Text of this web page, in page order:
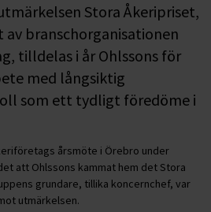
Stora Åkeripriset,
av branschorganisationen
tilldelas i år Ohlssons för
med långsiktig
som ett tydligt föredöme i
årsmöte i Örebro under
att Ohlssons kammat hem det Stora
grundare, tillika koncernchef, var
utmärkelsen.